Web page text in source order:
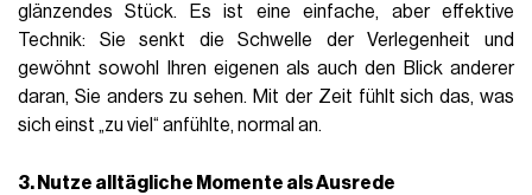
glänzendes Stück. Es ist eine einfache, aber effektive
Technik: Sie senkt die Schwelle der Verlegenheit und
gewöhnt sowohl Ihren eigenen als auch den Blick anderer
daran, Sie anders zu sehen. Mit der Zeit fühlt sich das, was
sich einst „zu viel“ anfühlte, normal an.
3. Nutze alltägliche Momente als Ausrede